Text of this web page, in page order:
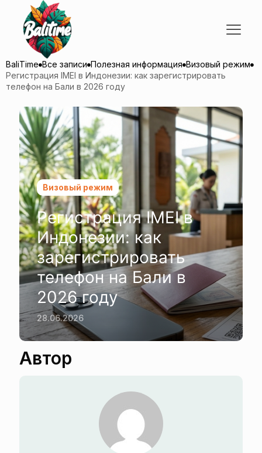
BaliTime Все записи Полезная информация Визовый режим
Регистрация IMEI в Индонезии: как зарегистрировать
телефон на Бали в 2026 году
Визовый режим
Регистрация IMEI в
Индонезии: как
зарегистрировать
телефон на Бали в
2026 году
28.06.2026
Автор